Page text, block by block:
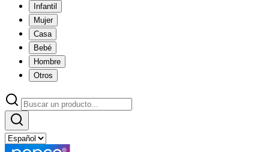
Infantil
Mujer
Casa
Bebé
Hombre
Otros